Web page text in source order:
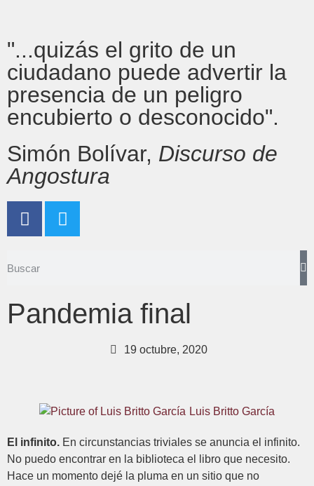
"...quizás el grito de un
ciudadano puede advertir la
presencia de un peligro
encubierto o desconocido".
Simón Bolívar, Discurso de
Angostura
Pandemia final
19 octubre, 2020
Luis Britto García
El infinito. En circunstancias triviales se anuncia el infinito.
No puedo encontrar en la biblioteca el libro que necesito.
Hace un momento dejé la pluma en un sitio que no